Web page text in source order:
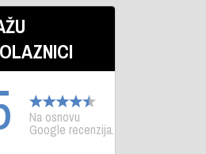
Na osnovu
Google recenzija.